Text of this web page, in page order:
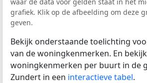
grafiek. Klik op de afbeelding om deze
geven.
Bekijk onderstaande toelichting
van de woningkenmerken. En
woningkenmerken per buurt in de
Zundert in een interactieve tabel.